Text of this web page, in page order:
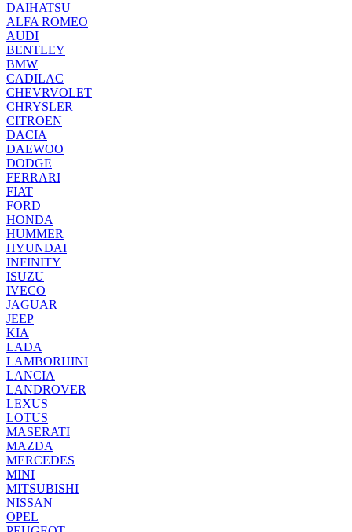
DAIHATSU
ALFA ROMEO
AUDI
BENTLEY
BMW
CADILAC
CHEVRVOLET
CHRYSLER
CITROEN
DACIA
DAEWOO
DODGE
FERRARI
FIAT
FORD
HONDA
HUMMER
HYUNDAI
INFINITY
ISUZU
IVECO
JAGUAR
JEEP
KIA
LADA
LAMBORHINI
LANCIA
LANDROVER
LEXUS
LOTUS
MASERATI
MAZDA
MERCEDES
MINI
MITSUBISHI
NISSAN
OPEL